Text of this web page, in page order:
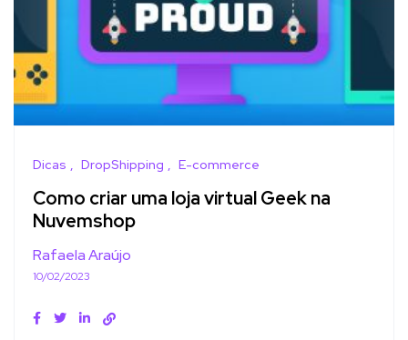
Dicas DropShipping E-commerce
Como criar uma loja virtual Geek na
Nuvemshop
Rafaela Araújo
10/02/2023